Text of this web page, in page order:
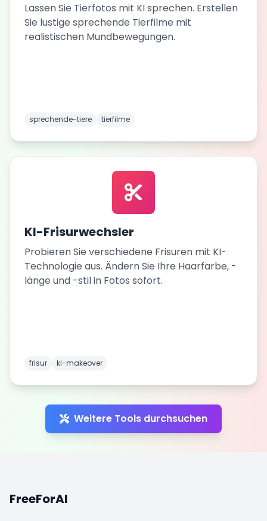
Lassen Sie Tierfotos mit KI sprechen. Erstellen
Sie lustige sprechende Tierfilme mit
realistischen Mundbewegungen.
sprechende-tiere tierfilme
KI-Frisurwechsler
Probieren Sie verschiedene Frisuren mit KI-
Technologie aus. Ändern Sie Ihre Haarfarbe, -
länge und -stil in Fotos sofort.
frisur ki-makeover
Weitere Tools durchsuchen
FreeForAI